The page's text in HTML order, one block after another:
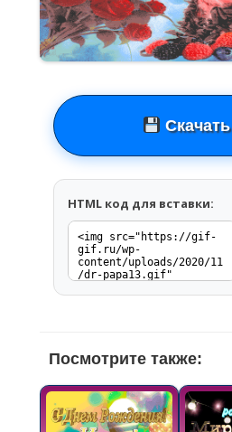
HTML код для вставки:
Посмотрите также: